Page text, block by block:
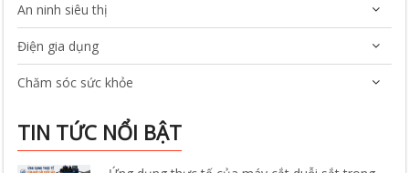
An ninh siêu thị
Điện gia dụng
Chăm sóc sức khỏe
TIN TỨC NỔI BẬT